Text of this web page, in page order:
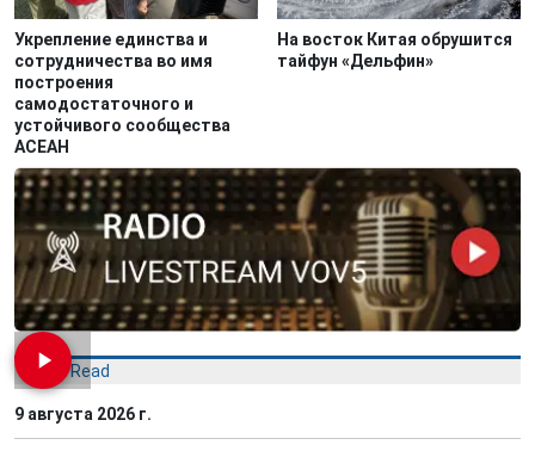
Укрепление единства и
сотрудничества во имя
построения
самодостаточного и
устойчивого сообщества
АСЕАН
На восток Китая обрушится
тайфун «Дельфин»
Most Read
9 августа 2026 г.